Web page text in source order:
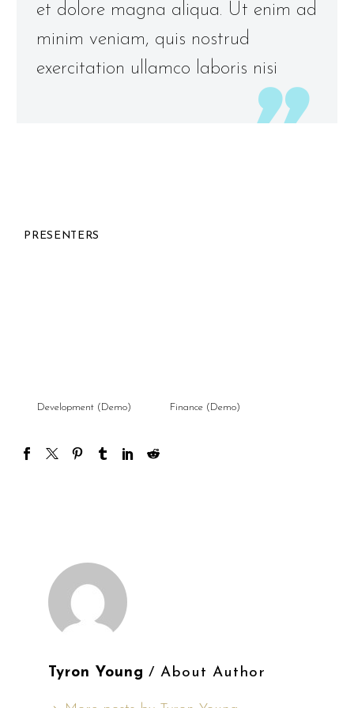
et dolore magna aliqua. Ut enim ad
minim veniam, quis nostrud
exercitation ullamco laboris nisi
PRESENTERS
Development (Demo) Finance (Demo)
Tyron Young/ About Author